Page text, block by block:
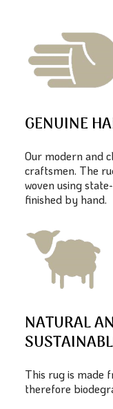
GENUINE
Our modern and
craftsmen. The
woven using
finished by hand.
NATURAL
This rug is made
therefore